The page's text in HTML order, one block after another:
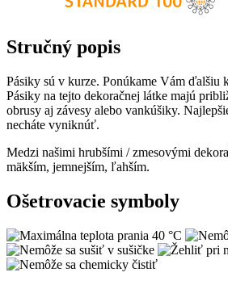
Stručný popis
Pásiky sú v kurze. Ponúkame Vám ďalšiu
Pásiky na tejto dekoračnej látke majú
obrusy aj závesy alebo vankúšiky.
necháte vyniknúť.
Medzi našimi hrubšími / zmesovými
mäkším, jemnejším, ľahším.
Ošetrovacie symboly